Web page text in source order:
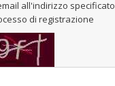
all'indirizzo specificato
di registrazione